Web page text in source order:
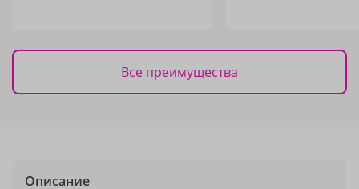
Все преимущества
Описание